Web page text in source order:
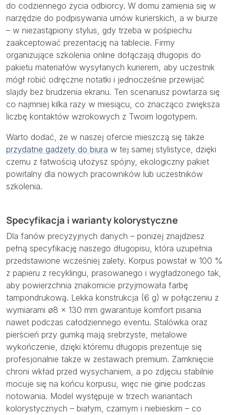
do codziennego życia odbiorcy. W domu zamienia się w
narzędzie do podpisywania umów kurierskich, a w biurze
– w niezastąpiony stylus, gdy trzeba w pośpiechu
zaakceptować prezentację na tablecie. Firmy
organizujące szkolenia online dołączają długopis do
pakietu materiałów wysyłanych kurierem, aby uczestnik
mógł robić odręczne notatki i jednocześnie przewijać
slajdy bez brudzenia ekranu. Ten scenariusz powtarza się
co najmniej kilka razy w miesiącu, co znacząco zwiększa
liczbę kontaktów wzrokowych z Twoim logotypem.
Warto dodać, że w naszej ofercie mieszczą się także
przydatne gadżety do biura w tej samej stylistyce, dzięki
czemu z łatwością ułożysz spójny, ekologiczny pakiet
powitalny dla nowych pracowników lub uczestników
szkolenia.
Specyfikacja i warianty kolorystyczne
Dla fanów precyzyjnych danych – poniżej znajdziesz
pełną specyfikację naszego długopisu, która uzupełnia
przedstawione wcześniej zalety. Korpus powstał w 100 %
z papieru z recyklingu, prasowanego i wygładzonego tak,
aby powierzchnia znakomicie przyjmowała farbę
tampondrukową. Lekka konstrukcja (6 g) w połączeniu z
wymiarami ø8 × 130 mm gwarantuje komfort pisania
nawet podczas całodziennego eventu. Stalówka oraz
pierścień przy gumką mają srebrzyste, metalowe
wykończenie, dzięki któremu długopis prezentuje się
profesjonalnie także w zestawach premium. Zamknięcie
chroni wkład przed wysychaniem, a po zdjęciu stabilnie
mocuje się na końcu korpusu, więc nie ginie podczas
notowania. Model występuje w trzech wariantach
kolorystycznych – białym, czarnym i niebieskim – co